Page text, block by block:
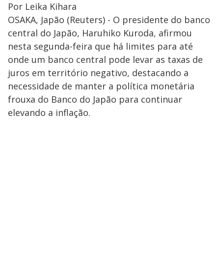
Por Leika Kihara
OSAKA, Japão (Reuters) - O presidente do banco
central do Japão, Haruhiko Kuroda, afirmou
nesta segunda-feira que há limites para até
onde um banco central pode levar as taxas de
juros em território negativo, destacando a
necessidade de manter a política monetária
frouxa do Banco do Japão para continuar
elevando a inflação.